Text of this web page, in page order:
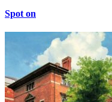
Spot on